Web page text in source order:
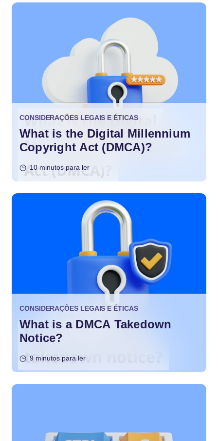
CONSIDERAÇÕES LEGAIS E ÉTICAS
What is the Digital Millennium
Copyright Act (DMCA)?
10 minutos para ler
CONSIDERAÇÕES LEGAIS E ÉTICAS
What is a DMCA Takedown
Notice?
9 minutos para ler